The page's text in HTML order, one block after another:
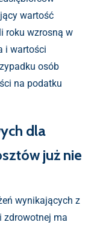
wartość
roku wzrosną w
i wartości
osób
na podatku
dla
już nie
wynikających z
zdrowotnej ma